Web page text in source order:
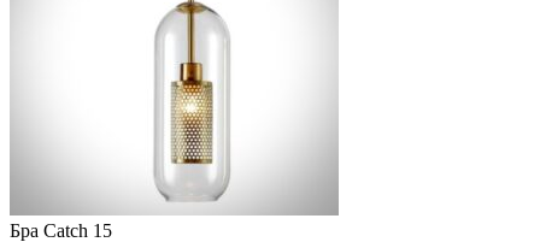
Бра Catch 15